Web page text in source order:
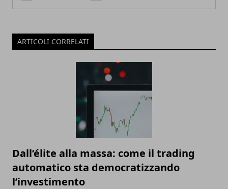
ARTICOLI CORRELATI
Dall’élite alla massa: come il trading
automatico sta democratizzando
l’investimento